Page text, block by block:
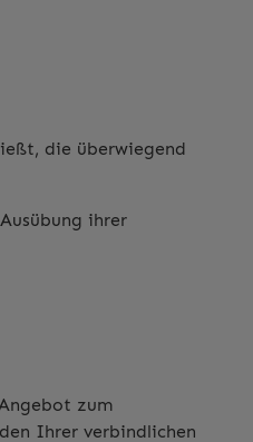
die überwiegend
ihrer
zum
Ihrer verbindlichen